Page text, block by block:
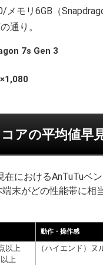
メモリ6GB（
通り。
7s Gen 3
アの平均値早
におけるAnTuTuベ
末がどの性能帯に相
動作・操作感
以上
上
（ハイエンド）ヌ